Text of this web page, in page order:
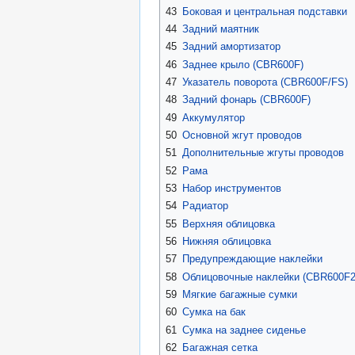
43 Боковая и центральная подставки
44 Задний маятник
45 Задний амортизатор
46 Заднее крыло (CBR600F)
47 Указатель поворота (CBR600F/FS)
48 Задний фонарь (CBR600F)
49 Аккумулятор
50 Основной жгут проводов
51 Дополнительные жгуты проводов
52 Рама
53 Набор инструментов
54 Радиатор
55 Верхняя облицовка
56 Нижняя облицовка
57 Предупреждающие наклейки
58 Облицовочные наклейки
59 Мягкие багажные сумки
60 Сумка на бак
61 Сумка на заднее сиденье
62 Багажная сетка